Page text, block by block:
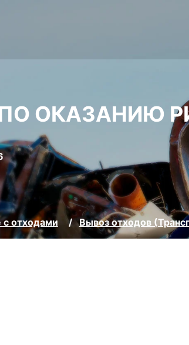
ОКАЗАНИЮ
отходами Вывоз отходов